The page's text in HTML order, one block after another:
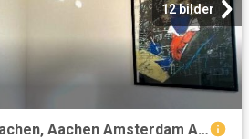
12 bilder
Nice apartment in Aachen, Aachen Amsterdam Apartments for Rent